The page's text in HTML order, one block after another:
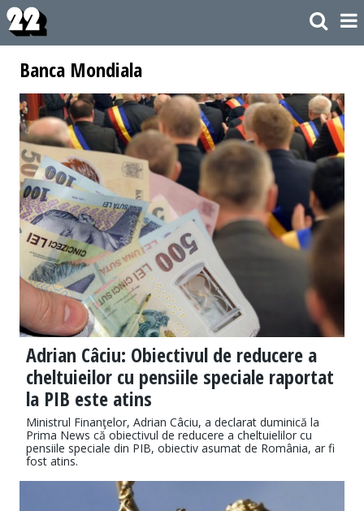
Banca Mondiala
Adrian Câciu: Obiectivul de reducere a
cheltuieilor cu pensiile speciale raportat
la PIB este atins
Ministrul Finanţelor, Adrian Câciu, a declarat duminică la
Prima News că obiectivul de reducere a cheltuielilor cu
pensiile speciale din PIB, obiectiv asumat de România, ar fi
fost atins.